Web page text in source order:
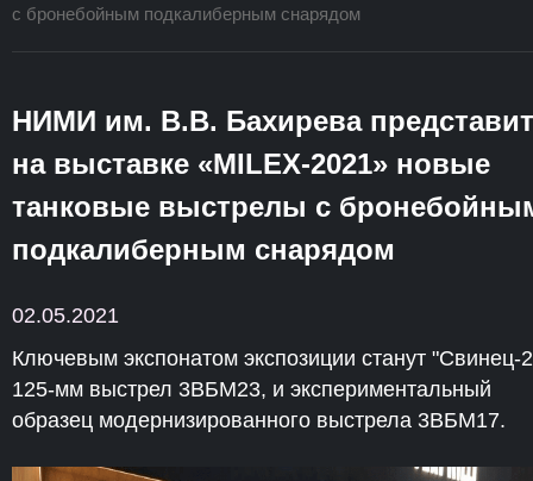
с бронебойным подкалиберным снарядом
НИМИ им. В.В. Бахирева представит
на выставке «MILEX-2021» новые
танковые выстрелы с
подкалиберным снарядом
02.05.2021
Ключевым экспонатом экспозиции станут "Свинец-
125-мм выстрел 3ВБМ23, и экспериментальный
образец модернизированного выстрела 3ВБМ17.